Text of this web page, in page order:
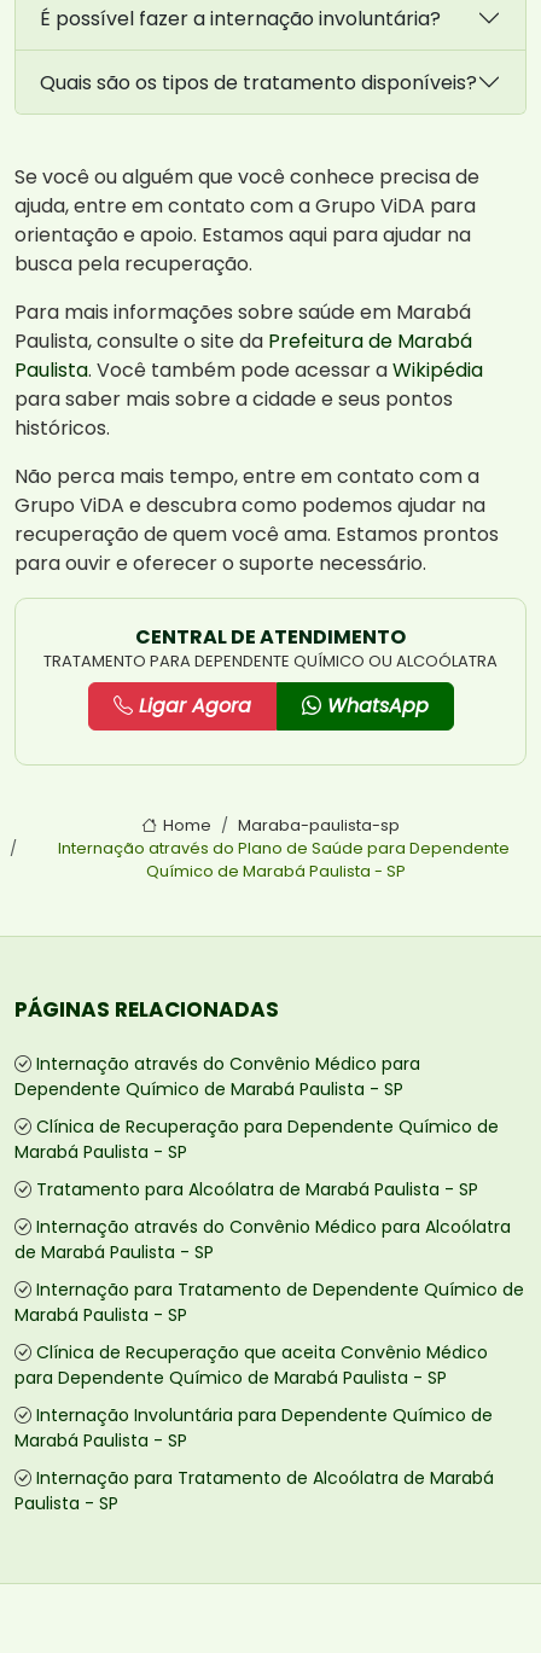
É possível fazer a internação involuntária?
Quais são os tipos de tratamento disponíveis?
Se você ou alguém que você conhece precisa de
ajuda, entre em contato com a Grupo ViDA para
orientação e apoio. Estamos aqui para ajudar na
busca pela recuperação.
Para mais informações sobre saúde em Marabá
Paulista, consulte o site da Prefeitura de Marabá
Paulista. Você também pode acessar aWikipédia
para saber mais sobre a cidade e seus pontos
históricos.
Não perca mais tempo, entre em contato com a
Grupo ViDA e descubra como podemos ajudar na
recuperação de quem você ama. Estamos prontos
para ouvir e oferecer o suporte necessário.
CENTRAL DE ATENDIMENTO
TRATAMENTO PARA DEPENDENTE QUÍMICO OU ALCOÓLATRA
Ligar Agora WhatsApp
Home
Maraba-paulista-sp
Internação através do Plano de Saúde para Dependente
Químico de Marabá Paulista - SP
PÁGINAS RELACIONADAS
Internação através do Convênio Médico para
Dependente Químico de Marabá Paulista - SP
Clínica de Recuperação para Dependente Químico de
Marabá Paulista - SP
Tratamento para Alcoólatra de Marabá Paulista - SP
Internação através do Convênio Médico para Alcoólatra
de Marabá Paulista - SP
Internação para Tratamento de Dependente Químico de
Marabá Paulista - SP
Clínica de Recuperação que aceita Convênio Médico
para Dependente Químico de Marabá Paulista - SP
Internação Involuntária para Dependente Químico de
Marabá Paulista - SP
Internação para Tratamento de Alcoólatra de Marabá
Paulista - SP